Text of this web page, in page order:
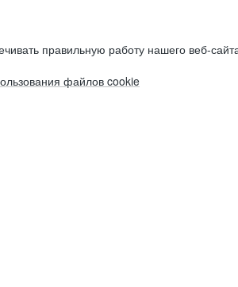
правильную работу нашего веб-
файлов cookie